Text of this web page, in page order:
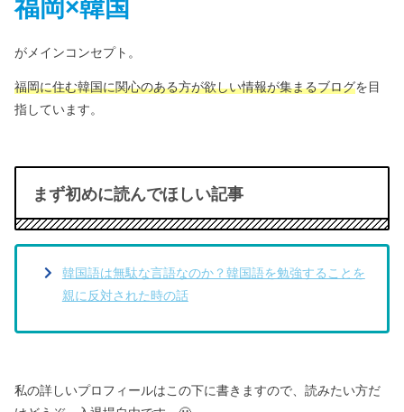
福岡×韓国
がメインコンセプト。
福岡に住む韓国に関心のある方が欲しい情報が集まるブログを目
指しています。
まず初めに読んでほしい記事
韓国語は無駄な言語なのか？韓国語を勉強することを
親に反対された時の話
私の詳しいプロフィールはこの下に書きますので、 読みたい方だ